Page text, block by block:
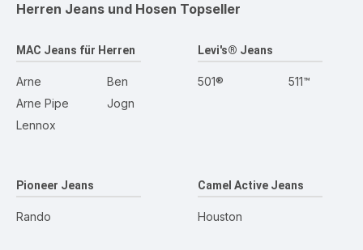
Herren Jeans und Hosen Topseller
MAC Jeans für Herren
Arne
Arne Pipe
Lennox
Ben
Jogn
Levi's® Jeans
501® 511™
Pioneer Jeans
Rando
Camel Active Jeans
Houston